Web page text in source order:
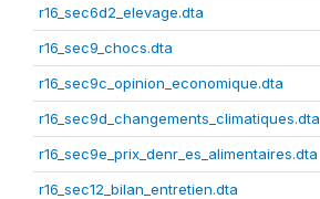
r16_sec6d2_elevage.dta
r16_sec9_chocs.dta
r16_sec9c_opinion_economique.dta
r16_sec9d_changements_climatiques.dta
r16_sec9e_prix_denr_es_alimentaires.dta
r16_sec12_bilan_entretien.dta